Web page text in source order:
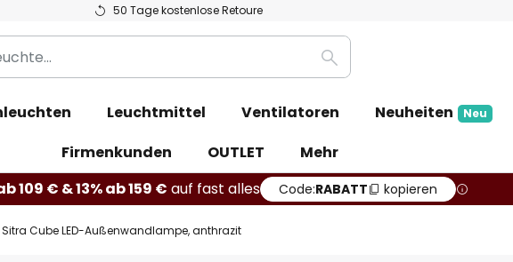
50 Tage kostenlose Retoure
Suche
Leuchtmittel Ventilatoren Neuheiten Neu
Firmenkunden
OUTLET
Mehr
109 € & 13% ab 159 € auf fast alles Code:RABATT kopieren
Sitra Cube LED-Außenwandlampe, anthrazit